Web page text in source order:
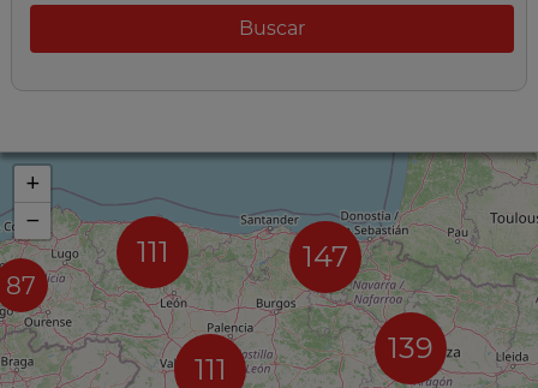
87
111 147
111
139
+
−